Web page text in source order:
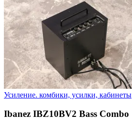
Усиление. комбики, усилки, кабинеты
Ibanez IBZ10BV2 Bass Combo